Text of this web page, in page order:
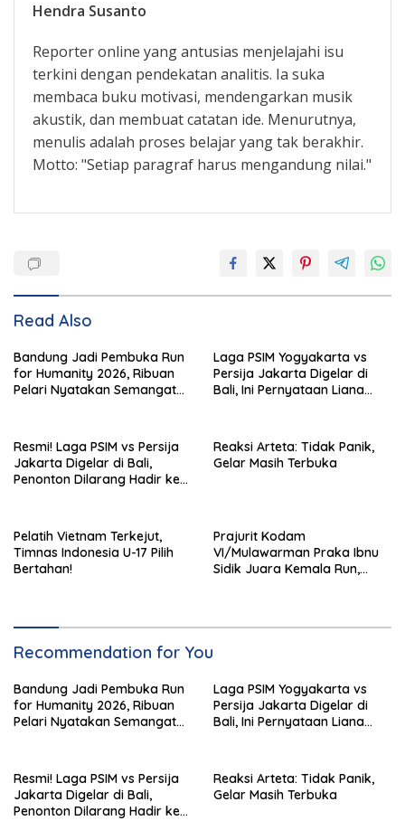
Hendra Susanto
Reporter online yang antusias menjelajahi isu
terkini dengan pendekatan analitis. Ia suka
membaca buku motivasi, mendengarkan musik
akustik, dan membuat catatan ide. Menurutnya,
menulis adalah proses belajar yang tak berakhir.
Motto: "Setiap paragraf harus mengandung nilai."
Read Also
Bandung Jadi Pembuka Run
for Humanity 2026, Ribuan
Pelari Nyatakan Semangat
Laga PSIM Yogyakarta vs
Persija Jakarta Digelar di
Bali, Ini Pernyataan Liana
Resmi! Laga PSIM vs Persija
Jakarta Digelar di Bali,
Penonton Dilarang Hadir ke
Reaksi Arteta: Tidak Panik,
Gelar Masih Terbuka
Pelatih Vietnam Terkejut,
Timnas Indonesia U-17 Pilih
Bertahan!
Prajurit Kodam
VI/Mulawarman Praka Ibnu
Sidik Juara Kemala Run,
Recommendation for You
Bandung Jadi Pembuka Run
for Humanity 2026, Ribuan
Pelari Nyatakan Semangat
Laga PSIM Yogyakarta vs
Persija Jakarta Digelar di
Bali, Ini Pernyataan Liana
Resmi! Laga PSIM vs Persija
Jakarta Digelar di Bali,
Penonton Dilarang Hadir ke
Reaksi Arteta: Tidak Panik,
Gelar Masih Terbuka